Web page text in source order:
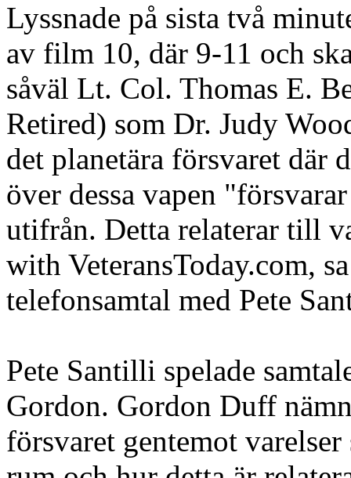
Lyssnade på sista två
av film 10, där 9-11 och
såväl Lt. Col. Thomas E.
Retired) som Dr. Judy
det planetära försvaret där
över dessa vapen
utifrån. Detta relaterar till
with VeteransToday.com,
telefonsamtal med Pete
Pete Santilli spelade
Gordon. Gordon Duff
försvaret gentemot